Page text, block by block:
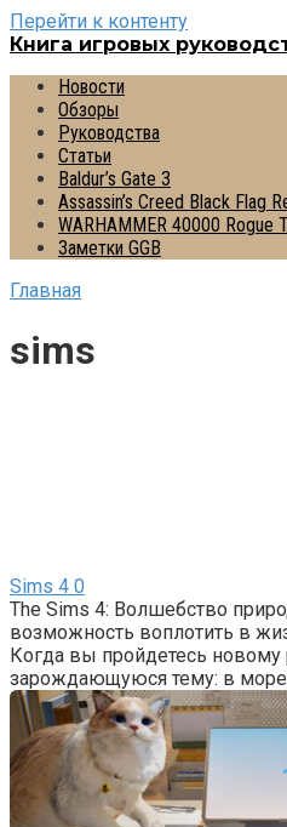
Перейти к контенту
Книга игровых
Новости
Обзоры
Руководства
Статьи
Baldur’s Gate 3
Assassin’s Creed Black Flag
WARHAMMER 40000 Rogue
Заметки GGB
Главная
sims
Sims 4 0
The Sims 4: Волшебство
возможность воплотить в
Когда вы пройдетесь новому
зарождающуюся тему: в